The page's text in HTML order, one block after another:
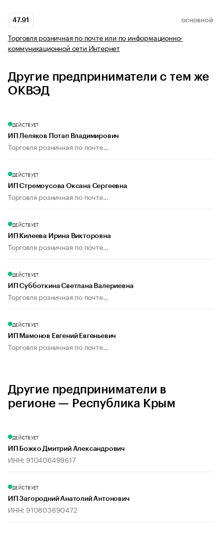
47.91 ОСНОВНОЙ
Торговля розничная по почте или по информационно-
коммуникационной сети Интернет
Другие предприниматели с тем же
ОКВЭД
ДЕЙСТВУЕТ
ИП Леляков Потап Владимирович
Торговля розничная по почте...
ДЕЙСТВУЕТ
ИП Стремоусова Оксана Сергеевна
Торговля розничная по почте...
ДЕЙСТВУЕТ
ИП Килеева Ирина Викторовна
Торговля розничная по почте...
ДЕЙСТВУЕТ
ИП Субботкина Светлана Валериевна
Торговля розничная по почте...
ДЕЙСТВУЕТ
ИП Мамонов Евгений Евгеньевич
Торговля розничная по почте...
Другие предприниматели в
регионе — Республика Крым
ДЕЙСТВУЕТ
ИП Божко Дмитрий Александрович
ИНН: 910406499617
ДЕЙСТВУЕТ
ИП Загородний Анатолий Антонович
ИНН: 910803690472